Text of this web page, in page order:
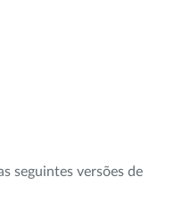
seguintes versões de